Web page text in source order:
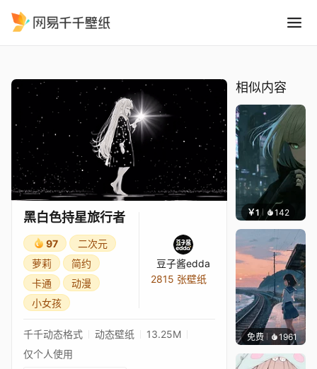
黑白色持星旅行者
97
二次元
萝莉
简约
卡通
动漫
小女孩
豆子酱edda
2815 张壁纸
千千动态格式 动态壁纸
13.25M
仅个人使用
相似内容
￥1 142
免费 1961辰东